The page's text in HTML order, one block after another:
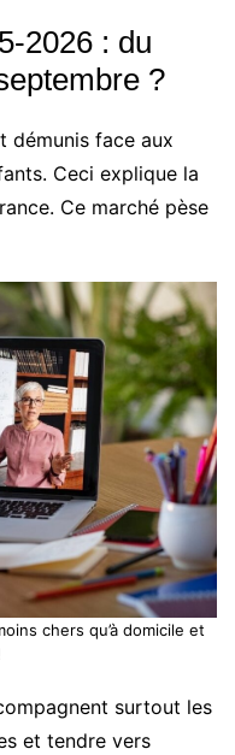
2026 : du
?
démunis face aux
Ceci explique la
Ce marché pèse
chers qu’à domicile et
surtout les
et tendre vers